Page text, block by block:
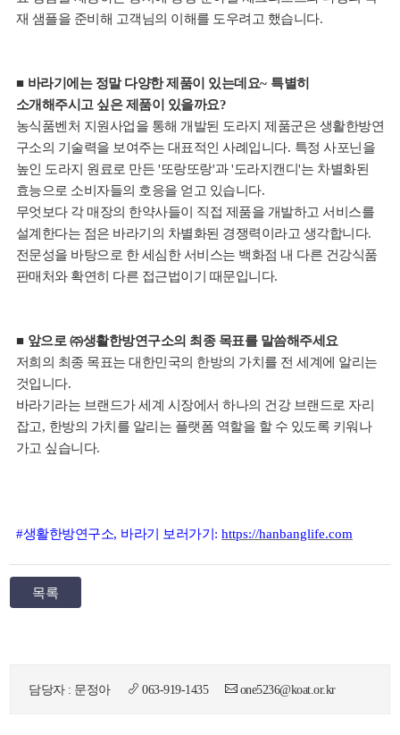
재 샘플을 준비해 고객님의 이해를 도우려고 했습니다.
■ 바라기에는 정말 다양한 제품이 있는데요~ 특별히
소개해주시고 싶은 제품이 있을까요?
농식품벤처 지원사업을 통해 개발된 도라지 제품군은 생활한방연
구소의 기술력을 보여주는 대표적인 사례입니다. 특정 사포닌을
높인 도라지 원료로 만든 '또랑또랑'과'도라지캔디'는 차별화된
효능으로 소비자들의 호응을 얻고 있습니다.
무엇보다 각 매장의 한약사들이 직접 제품을 개발하고 서비스를
설계한다는 점은 바라기의 차별화된 경쟁력이라고 생각합니다.
전문성을 바탕으로 한 세심한 서비스는 백화점 내 다른 건강식품
판매처와 확연히 다른 접근법이기 때문입니다.
■ 앞으로 ㈜생활한방연구소의 최종 목표를 말씀해주세요
저희의 최종 목표는 대한민국의 한방의 가치를 전 세계에 알리는
것입니다.
바라기라는 브랜드가 세계 시장에서 하나의 건강 브랜드로 자리
잡고, 한방의 가치를 알리는 플랫폼 역할을 할 수 있도록 키워나
가고 싶습니다.
#생활한방연구소, 바라기 보러가기 :https://hanbanglife.com
목록
담당자 : 문정아 063-919-1435 one5236@koat.or.kr